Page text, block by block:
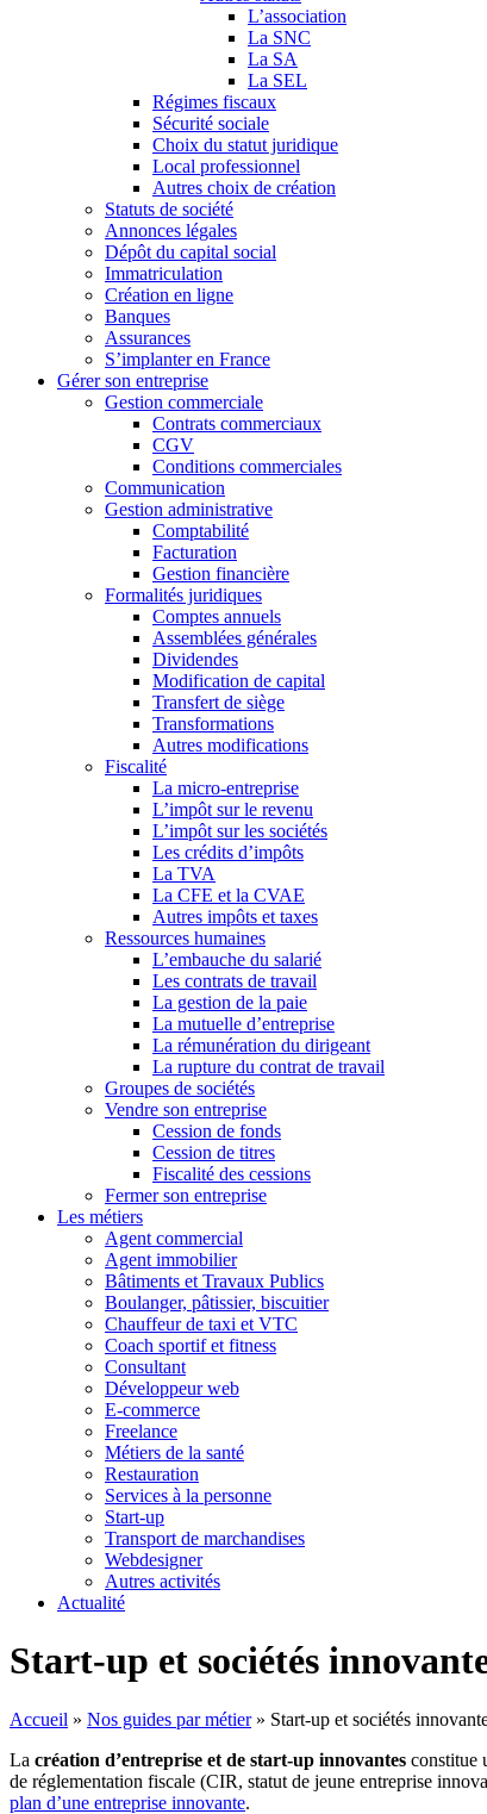
L’association
La SNC
La SA
La SEL
Régimes fiscaux
Sécurité sociale
Choix du statut juridique
Local professionnel
Autres choix de création
Statuts de société
Annonces légales
Dépôt du capital social
Immatriculation
Création en ligne
Banques
Assurances
S’implanter en France
Gérer son entreprise
Gestion commerciale
Contrats commerciaux
CGV
Conditions commerciales
Communication
Gestion administrative
Comptabilité
Facturation
Gestion financière
Formalités juridiques
Comptes annuels
Assemblées générales
Dividendes
Modification de capital
Transfert de siège
Transformations
Autres modifications
Fiscalité
La micro-entreprise
L’impôt sur le revenu
L’impôt sur les sociétés
Les crédits d’impôts
La TVA
La CFE et la CVAE
Autres impôts et taxes
Ressources humaines
L’embauche du salarié
Les contrats de travail
La gestion de la paie
La mutuelle d’entreprise
La rémunération du dirigeant
La rupture du contrat de travail
Groupes de sociétés
Vendre son entreprise
Cession de fonds
Cession de titres
Fiscalité des cessions
Fermer son entreprise
Les métiers
Agent commercial
Agent immobilier
Bâtiments et Travaux Publics
Boulanger, pâtissier, biscuitier
Chauffeur de taxi et VTC
Coach sportif et fitness
Consultant
Développeur web
E-commerce
Freelance
Métiers de la santé
Restauration
Services à la personne
Start-up
Transport de marchandises
Webdesigner
Autres activités
Actualité
Start-up et sociétés
Accueil » Nos guides par métier» Start-up et sociétés
La création d’entreprise et de start-up innovantes constitue
de réglementation fiscale (CIR, statut de jeune entreprise
plan d’une entreprise innovante.